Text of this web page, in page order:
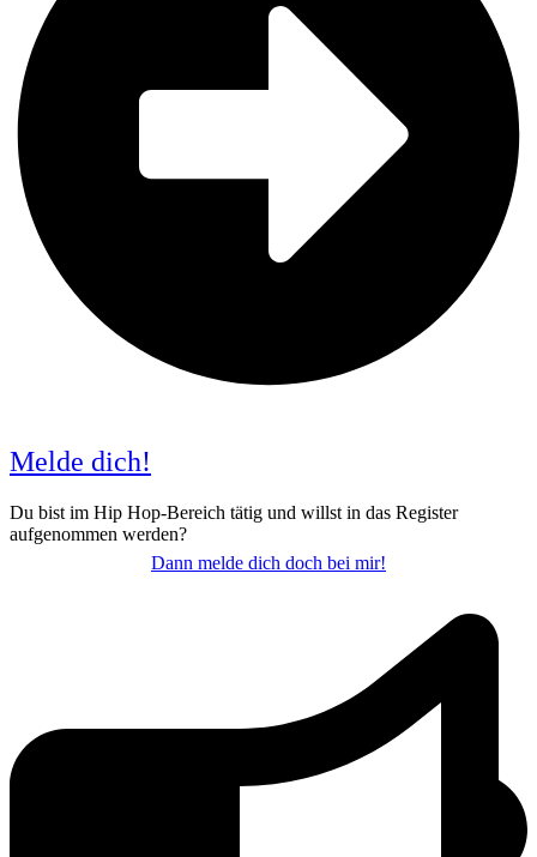
Melde dich!
Du bist im Hip Hop-Bereich tätig und willst in das Register
aufgenommen werden?
Dann melde dich doch bei mir!